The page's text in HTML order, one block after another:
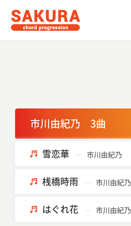
市川由紀乃 3曲
雪恋華 市川由紀乃
桟橋時雨 市川由紀乃
はぐれ花 市川由紀乃